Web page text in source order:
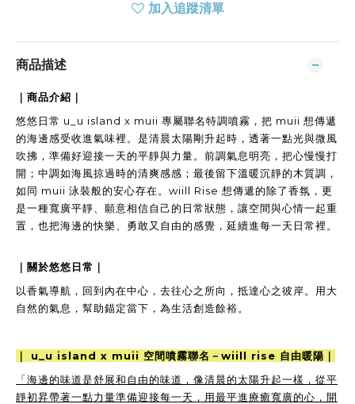
加入追蹤清單
商品描述
｜商品介紹｜
悠悠日常 u_u island x muii 專屬聯名特調噴霧，把 muii 想傳遞
的海邊感受收進氣味裡。是清晨太陽剛升起時，透著一點光與微風
吹拂，準備好迎接一天的平靜與力量。前調氣息明亮，把心慢慢打
開；中調如海風掠過時的清爽感感；最後留下溫暖沉靜的木質調，
如同 muii 泳裝般的安心存在。wiill Rise 想傳遞的除了香氛，更
是一種寬廣平靜、願意相信自己的日常狀態，讓空間與心情一起重
置，也把海邊的快樂、勇敢又自由的感覺，延續進每一天日常裡。
｜關於悠悠日常｜
以香氣導航，回到內在中心，去往心之所向，抵達心之彼岸。用大
自然的氣息，幫助錨定當下，為生活創造餘裕。
｜ u_u island x muii 空間噴霧聯名－ wiill rise 自由暖陽 ｜
「海邊的味道是舒展和自由的味道，像清晨的太陽升起一樣，從平
靜初昇帶著一點力量準備迎接每一天，用最平進療癒寬廣的心，開